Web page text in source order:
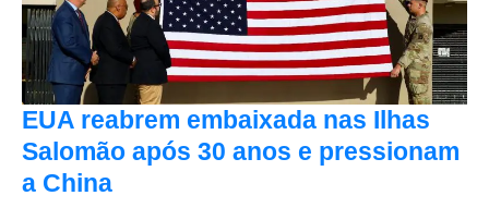
EUA reabrem embaixada nas Ilhas
Salomão após 30 anos e pressionam
a China